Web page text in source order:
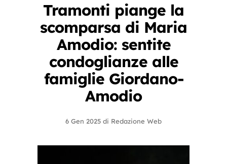
Tramonti piange la
scomparsa di Maria
Amodio: sentite
condoglianze alle
famiglie Giordano-
Amodio
6 Gen 2025 di Redazione Web